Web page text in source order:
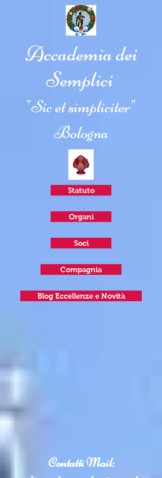
Accademia dei
Semplici
"Sic et simpliciter"
Bologna
Statuto
Organi
Soci
Compagnia
Blog Eccellenze e Novità
ContattiMail: